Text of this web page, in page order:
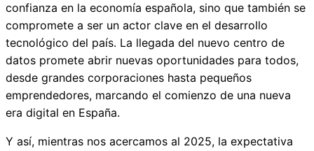
confianza en la economía española, sino que también se
compromete a ser un actor clave en el desarrollo
tecnológico del país. La llegada del nuevo centro de
datos promete abrir nuevas oportunidades para todos,
desde grandes corporaciones hasta pequeños
emprendedores, marcando el comienzo de una nueva
era digital en España.
Y así, mientras nos acercamos al 2025, la expectativa